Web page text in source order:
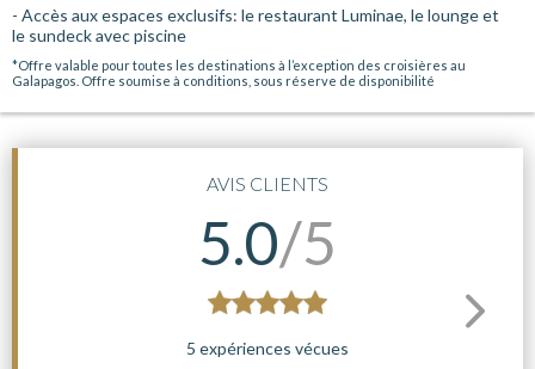
- Accès aux espaces exclusifs: le restaurant Luminae, le lounge et
le sundeck avec piscine
*Offre valable pour toutes les destinations à l’exception des croisières au
Galapagos. Offre soumise à conditions, sous réserve de disponibilité
AVIS CLIENTS
5.0/5
5 expériences vécues